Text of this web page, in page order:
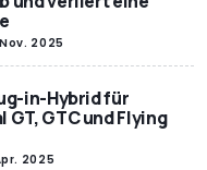
2025
in-Hybrid für
GTC und Flying
2025